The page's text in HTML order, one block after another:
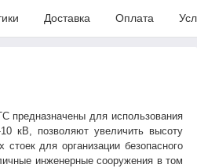
Доставка Оплата
предназначены для использования
кВ, позволяют увеличить высоту
стоек для организации безопасного
инженерные сооружения в том